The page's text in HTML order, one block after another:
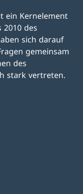
ein Kernelement
des
sich darauf
gemeinsam
des
stark vertreten.